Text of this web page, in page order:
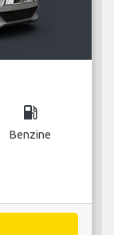
local_gas_station
Benzine